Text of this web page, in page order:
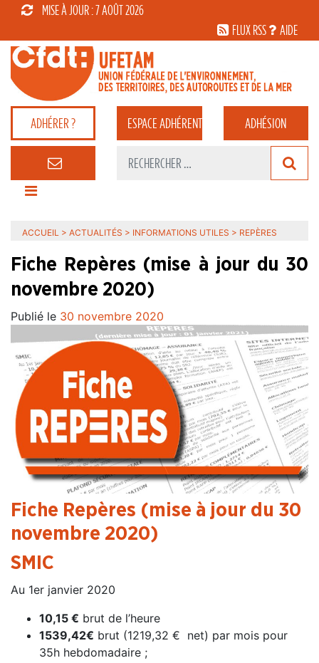
MISE À JOUR : 7 AOÛT 2026
FLUX RSS
AIDE
ADHÉRER ? ESPACEADHÉRENT ADHÉSION
ACCUEIL > ACTUALITÉS > INFORMATIONS UTILES > REPÈRES
Fiche Repères (mise à jour du 30
novembre 2020)
Publié le 30 novembre 2020
Fiche Repères (mise à jour du 30
novembre 2020)
SMIC
Au 1er janvier 2020
10,15 € brut de l’heure
1539,42€ brut (1219,32 € net) par mois pour
35h hebdomadaire ;